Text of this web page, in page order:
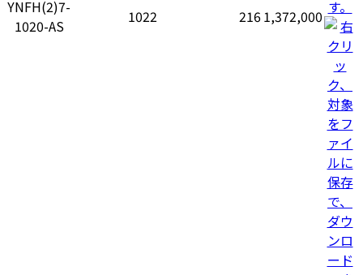
YNFH(2)7-
1020-AS
1022 2161,372,000